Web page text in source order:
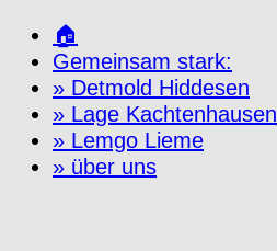
Zum
Inhalt
springen
🏠
Gemeinsam stark:
» Detmold Hiddesen
» Lage Kachtenhausen
» Lemgo Lieme
» über uns